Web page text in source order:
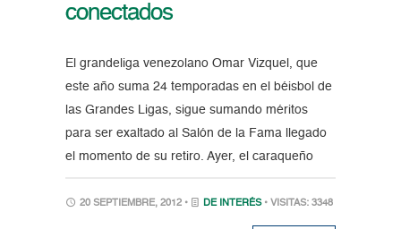
conectados
El grandeliga venezolano Omar Vizquel, que
este año suma 24 temporadas en el béisbol de
las Grandes Ligas, sigue sumando méritos
para ser exaltado al Salón de la Fama llegado
el momento de su retiro. Ayer, el caraqueño
20 SEPTIEMBRE, 2012 • DE INTERÉS • VISITAS: 3348